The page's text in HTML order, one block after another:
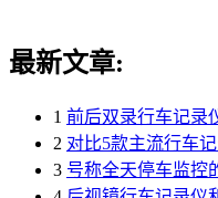
最新文章:
1 前后双录行车记录
2 对比5款主流行车
3 号称全天停车监控